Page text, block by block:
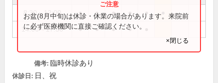
8:30～12:00 ● ● ● ● ●
14:00～17:30 ● ● ● ●
お盆(8月中旬)は休診・休業の場合があります。来院前
に必ず医療機関に直接ご確認ください。
×閉じる
備考: 臨時休診あり
休診日: 日、祝